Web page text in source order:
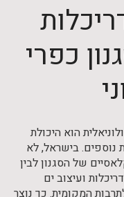
כפרי
הוא היכולת
נוספים. בישראל, לא
של הסגנון לבין
ועיצוב ים
המקומית. כך נוצר